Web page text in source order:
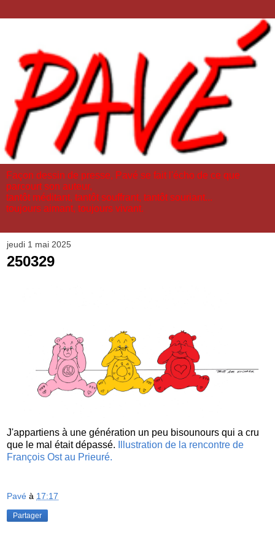
Façon dessin de presse, Pavé se fait l'écho de ce que
parcourt son auteur,
tantôt méditant, tantôt souffrant, tantôt souriant...
toujours aimant, toujours vivant.
jeudi 1 mai 2025
250329
J'appartiens à une génération un peu bisounours qui a cru
que le mal était dépassé.
Illustration de la rencontre de
François Ost au Prieuré.
Pavé à 17:17
Partager